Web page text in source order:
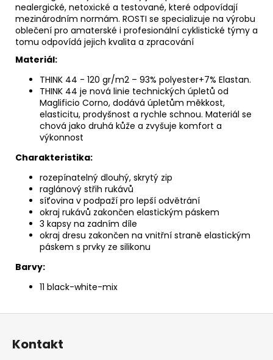
nealergické, netoxické a testované, které odpovídají
mezinárodním normám. ROSTI se specializuje na výrobu
oblečení pro amaterské i profesionální cyklistické týmy a
tomu odpovídá jejich kvalita a zpracování
Materiál:
THINK 44 - 120 gr/m2 – 93% polyester+7% Elastan.
THINK 44 je nová linie technických úpletů od
Maglificio Corno, dodává úpletům měkkost,
elasticitu, prodyšnost a rychle schnou. Materiál se
chová jako druhá kůže a zvyšuje komfort a
výkonnost
Charakteristika:
rozepínatelný dlouhý, skrytý zip
raglánový střih rukávů
síťovina v podpaží pro lepší odvětrání
okraj rukávů zakončen elastickým páskem
3 kapsy na zadním díle
okraj dresu zakončen na vnitřní straně elastickým
páskem s prvky ze silikonu
Barvy:
11 black-white-mix
Z
Kontakt